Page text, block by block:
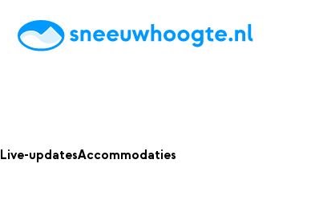
AccommodatiesTipsReviewsLive updatesApp
Live-updatesAccommodaties